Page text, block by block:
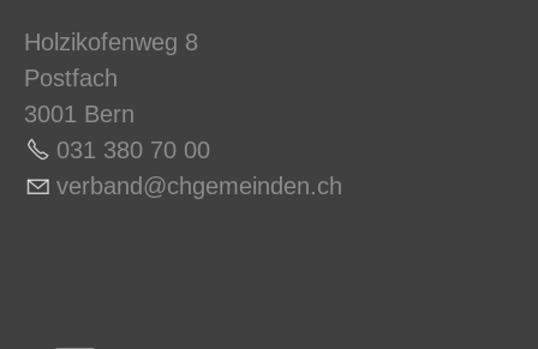
Aktuelle Meldungen
Unternehmensmeldungen
Holzikofenweg 8
Postfach
3001 Bern
031 380 70 00
v rb nd chg m nd n ch